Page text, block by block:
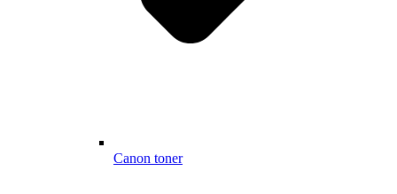
Canon toner